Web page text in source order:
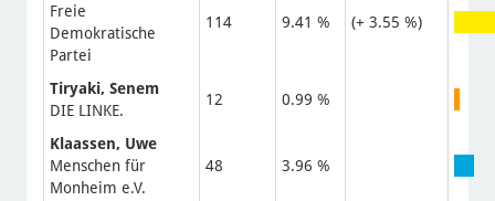
Freie
Demokratische
Partei
114 9.41 % (+ 3.55 %)
Tiryaki, Senem
DIE LINKE.
12 0.99 %
Klaassen, Uwe
Menschen für
Monheim e.V.
48 3.96 %